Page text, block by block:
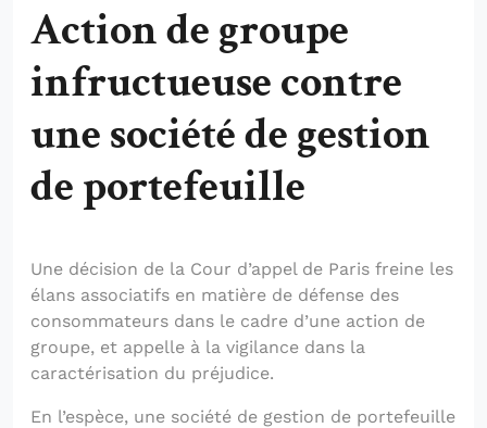
Action de groupe
infructueuse contre
une société de gestion
de portefeuille
Une décision de la Cour d’appel de Paris freine les
élans associatifs en matière de défense des
consommateurs dans le cadre d’une action de
groupe, et appelle à la vigilance dans la
caractérisation du préjudice.
En l’espèce, une société de gestion de portefeuille